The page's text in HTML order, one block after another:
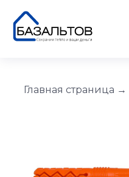
Главная страница →